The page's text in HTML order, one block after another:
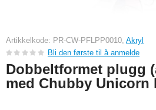
Artikkelkode: PR-CW-PFLPP0010, Akryl
Bli den første til å anmelde
Dobbeltformet plugg
med Chubby Unicorn